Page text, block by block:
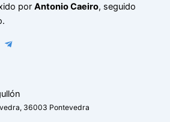
por Antonio Caeiro, seguido
36003 Pontevedra